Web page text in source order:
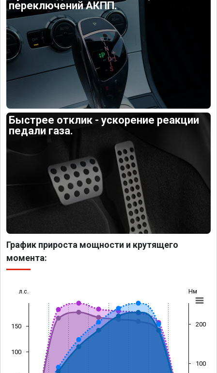
переключений АКПП.
Быстрее отклик - ускорение реакции
педали газа.
График прироста мощности и крутящего
момента:
л.с. Нм
100
150
100
200